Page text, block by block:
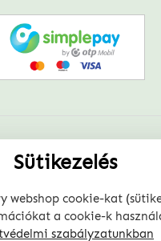
Sütikezelés
webshop cookie-kat
a cookie-k
szabályzatunkban